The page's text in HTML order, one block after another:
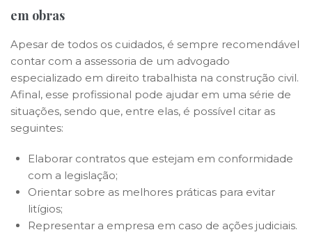
em obras
Apesar de todos os cuidados, é sempre recomendável
contar com a assessoria de um advogado
especializado em direito trabalhista na construção civil.
Afinal, esse profissional pode ajudar em uma série de
situações, sendo que, entre elas, é possível citar as
seguintes:
Elaborar contratos que estejam em conformidade
com a legislação;
Orientar sobre as melhores práticas para evitar
litígios;
Representar a empresa em caso de ações judiciais.